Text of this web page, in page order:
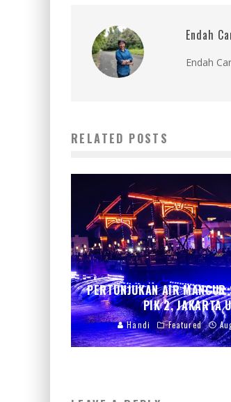
Endah
Endah
RELATED POSTS
PERTUNJUKAN AIR
PIK 2, JAKARTA
Handi Featured